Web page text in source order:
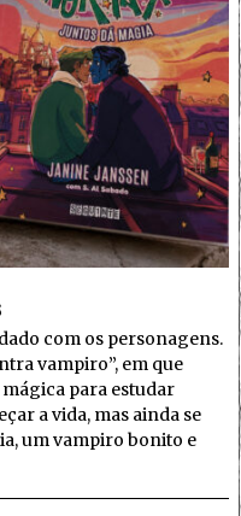
com os personagens.
vampiro”, em que
para estudar
a vida, mas ainda se
um vampiro bonito e